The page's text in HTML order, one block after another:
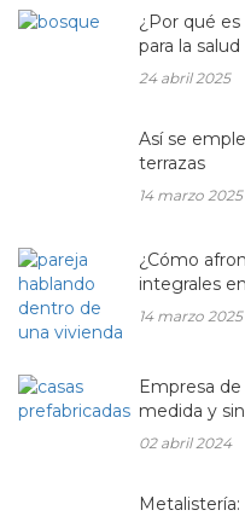
¿Por qué
para la
24 abril 2025
Así se
terrazas
14 marzo 2025
¿Cómo
integrales
14 marzo 2025
Empresa de
medida y
02 abril 2024